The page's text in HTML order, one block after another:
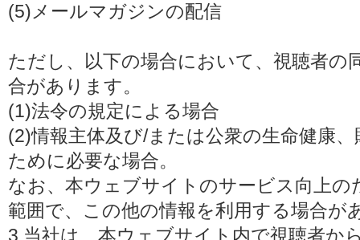
(5)メールマガジンの配信
ただし、以下の場合において、視聴者の
合があります。
(1)法令の規定による場合
(2)情報主体及び/または公衆の生命健康
ために必要な場合。
なお、本ウェブサイトのサービス向上
範囲で、この他の情報を利用する場合が
3.当社は、本ウェブサイト内で視聴者か